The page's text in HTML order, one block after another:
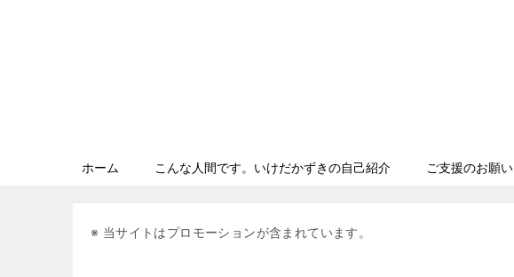
ホーム こんな人間です。いけだかずきの自己紹介 ご支援のお願い
※ 当サイトはプロモーションが含まれています。